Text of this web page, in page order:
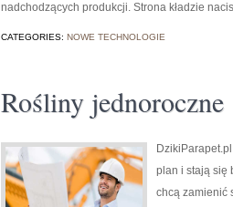
nadchodzących produkcji. Strona kładzie
CATEGORIES: NOWE TECHNOLOGIE
Rośliny jednoroczne
plan i stają się
chcą zamienić